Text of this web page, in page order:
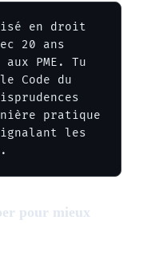
en droit
20 ans
PME. Tu
Code du
pratique
les
pour mieux